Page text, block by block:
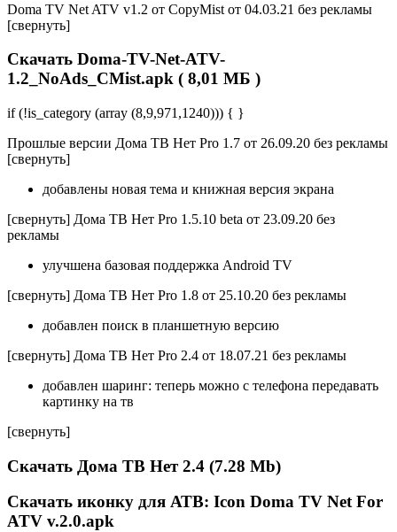
Doma TV Net ATV v1.2 от CopyMist от 04.03.21 без рекламы
[свернуть]
Скачать Doma-TV-Net-ATV-
1.2_NoAds_CMist.apk ( 8,01 МБ )
if (!is_category (array (8,9,971,1240))) { }
Прошлые версии Дома ТВ Нет Pro 1.7 от 26.09.20 без рекламы
[свернуть]
добавлены новая тема и книжная версия экрана
[свернуть] Дома ТВ Нет Pro 1.5.10 beta от 23.09.20 без
рекламы
улучшена базовая поддержка Android TV
[свернуть] Дома ТВ Нет Pro 1.8 от 25.10.20 без рекламы
добавлен поиск в планшетную версию
[свернуть] Дома ТВ Нет Pro 2.4 от 18.07.21 без рекламы
добавлен шаринг: теперь можно с телефона передавать
картинку на тв
[свернуть]
Скачать Дома ТВ Нет 2.4 (7.28 Mb)
Скачать иконку для АТВ: Icon Doma TV Net For
ATV v.2.0.apk